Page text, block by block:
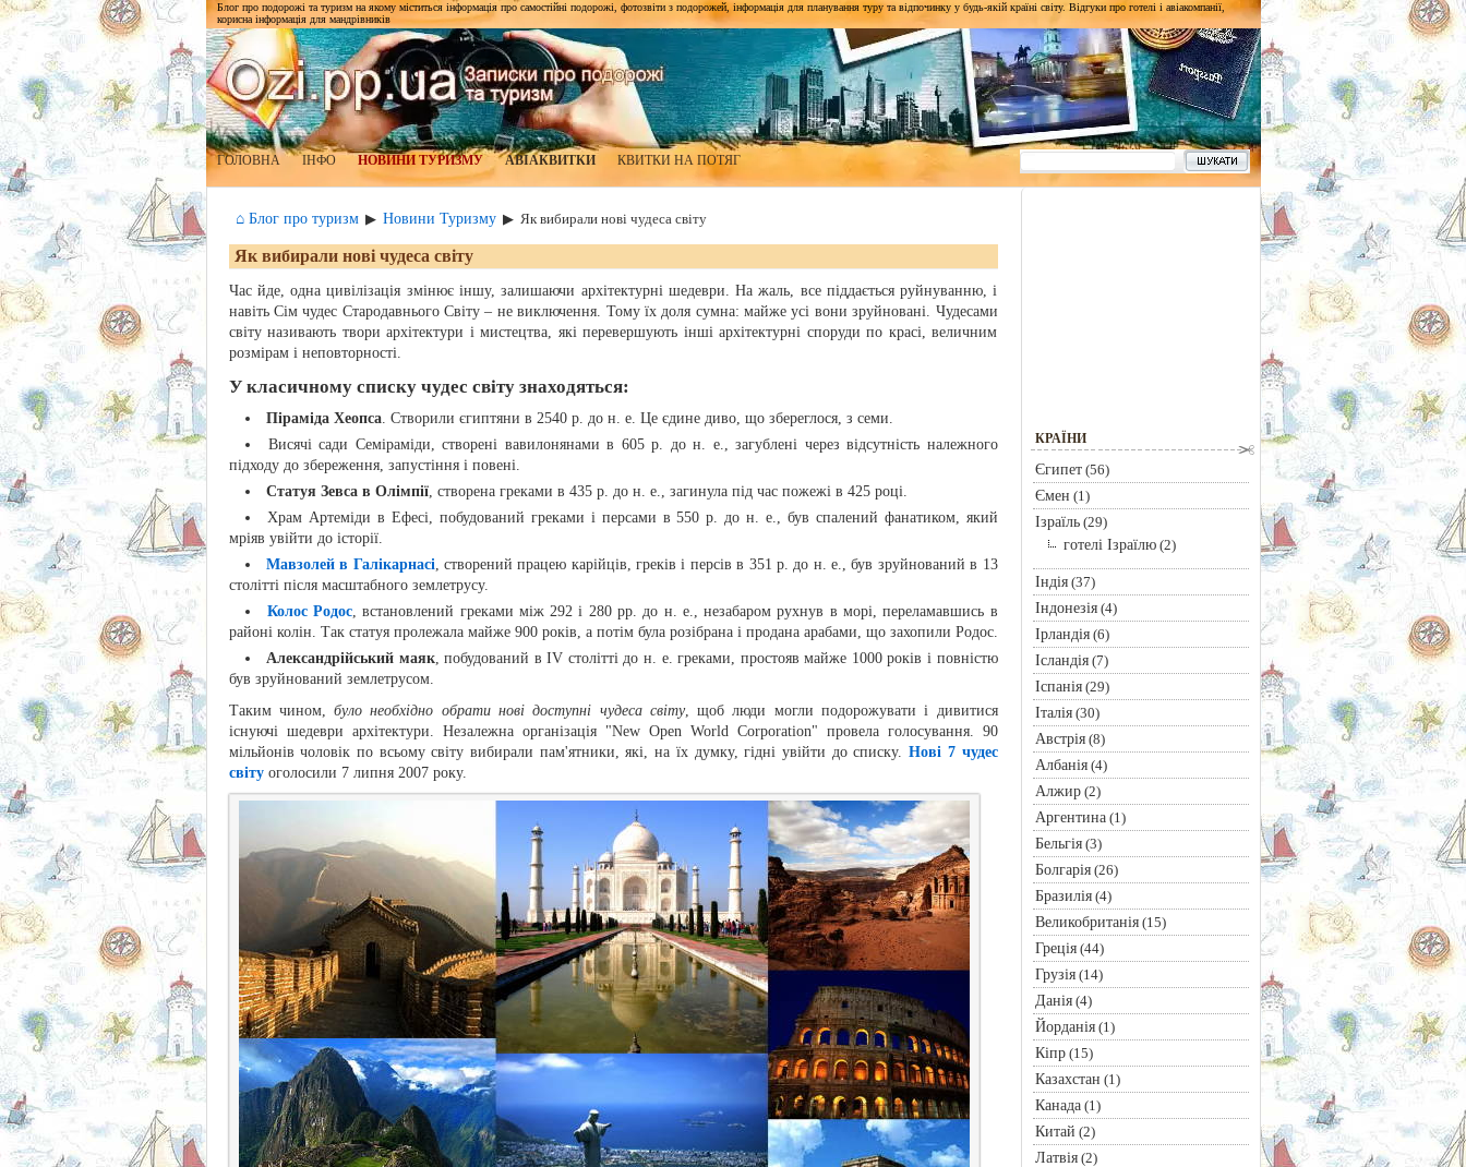
Блог про подорожі та туризм на якому міститься інформація про самостійні подорожі, фотозвіти з подорожей, інформація для планування туру та відпочинку у будь-якій країні світу. Відгуки про готелі і авіакомпанії,
корисна інформація для мандрівників
ГОЛОВНА ІНФО НОВИНИ ТУРИЗМУ АВІАКВИТКИ КВИТКИ НА ПОТЯГ
⌂ Блог про туризм ▶ Новини Туризму ▶ Як вибирали нові чудеса світу
Як вибирали нові чудеса світу
Час йде, одна цивілізація змінює іншу, залишаючи архітектурні шедеври. На жаль, все піддається руйнуванню, і
навіть Сім чудес Стародавнього Світу – не виключення. Тому їх доля сумна: майже усі вони зруйновані. Чудесами
світу називають твори архітектури і мистецтва, які перевершують інші архітектурні споруди по красі, величним
розмірам і неповторності.
У класичному списку чудес світу знаходяться:
Піраміда Хеопса. Створили єгиптяни в 2540 р. до н. е. Це єдине диво, що збереглося, з семи.
Висячі сади Семіраміди, створені вавилонянами в 605 р. до н. е., загублені через відсутність належного
підходу до збереження, запустіння і повені.
Статуя Зевса в Олімпії, створена греками в 435 р. до н. е., загинула під час пожежі в 425 році.
Храм Артеміди в Ефесі, побудований греками і персами в 550 р. до н. е., був спалений фанатиком, який
мріяв увійти до історії.
Мавзолей в Галікарнасі, створений працею карійців, греків і персів в 351 р. до н. е., був зруйнований в 13
столітті після масштабного землетрусу.
Колос Родос, встановлений греками між 292 і 280 рр. до н. е., незабаром рухнув в морі, переламавшись в
районі колін. Так статуя пролежала майже 900 років, а потім була розібрана і продана арабами, що захопили Родос.
Александрійський маяк, побудований в IV столітті до н. е. греками, простояв майже 1000 років і повністю
був зруйнований землетрусом.
Таким чином,було необхідно обрати нові доступні чудеса світу, щоб люди могли подорожувати і дивитися
існуючі шедеври архітектури. Незалежна організація "New Open World Corporation" провела голосування. 90
мільйонів чоловік по всьому світу вибирали пам'ятники, які, на їх думку, гідні увійти до списку.Нові 7 чудес
світуоголосили 7 липня 2007 року.
КРАЇНИ
Єгипет(56)
Ємен (1)
Ізраїль(29)
готелі Ізраїлю(2)
Індія(37)
Індонезія(4)
Ірландія(6)
Ісландія(7)
Іспанія(29)
Італія(30)
Австрія(8)
Албанія(4)
Алжир(2)
Аргентина(1)
Бельгія(3)
Болгарія(26)
Бразилія(4)
Великобританія(15)
Греція(44)
Грузія(14)
Данія(4)
Йорданія(1)
Кіпр(15)
Казахстан (1)
Канада(1)
Китай (2)
Латвія(2)